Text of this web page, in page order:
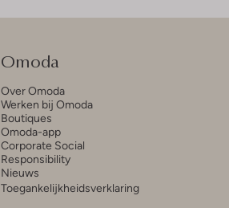
Omoda
Over Omoda
Werken bij Omoda
Boutiques
Omoda-app
Corporate Social
Responsibility
Nieuws
Toegankelijkheidsverklaring